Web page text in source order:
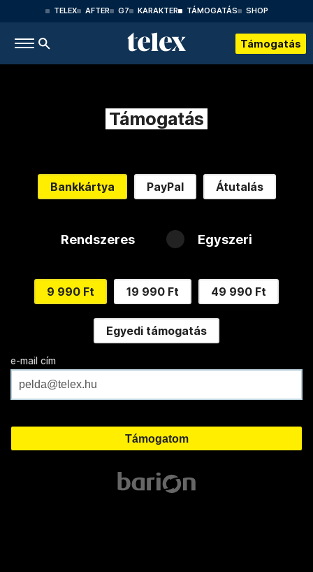
TELEX AFTER G7 KARAKTER TÁMOGATÁS SHOP
Támogatás
Támogatás
Bankkártya PayPal Átutalás
Rendszeres Egyszeri
9 990 Ft 19 990 Ft 49 990 Ft
Egyedi támogatás
e-mail cím